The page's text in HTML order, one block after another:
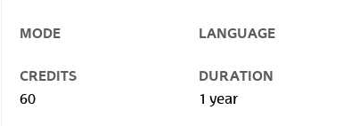
MODE LANGUAGE
CREDITS
60
DURATION
1 year